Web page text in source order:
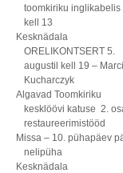
toomkiriku inglikabelis
kell 13
Kesknädala
ORELIKONTSERT 5.
augustil kell 19 –
Kucharczyk
Algavad Toomkiriku
kesklöövi katuse 2.
restaureerimistööd
Missa – 10. pühapäev
nelipüha
Kesknädala